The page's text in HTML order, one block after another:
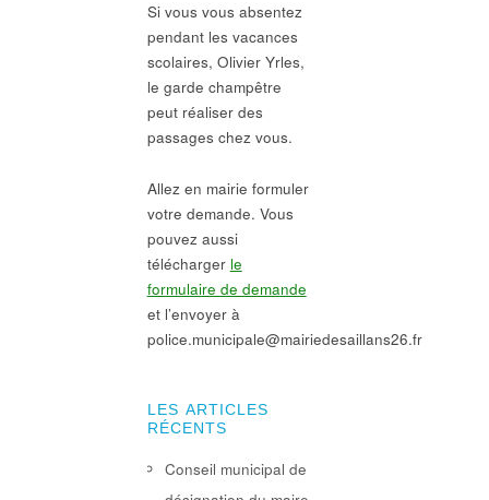
Si vous vous absentez
pendant les vacances
scolaires, Olivier Yrles,
le garde champêtre
peut réaliser des
passages chez vous.
Allez en mairie formuler
votre demande. Vous
pouvez aussi
télécharger le
formulaire de demande
et l’envoyer à
police.municipale@mairiedesaillans26.fr
LES ARTICLES
RÉCENTS
Conseil municipal de